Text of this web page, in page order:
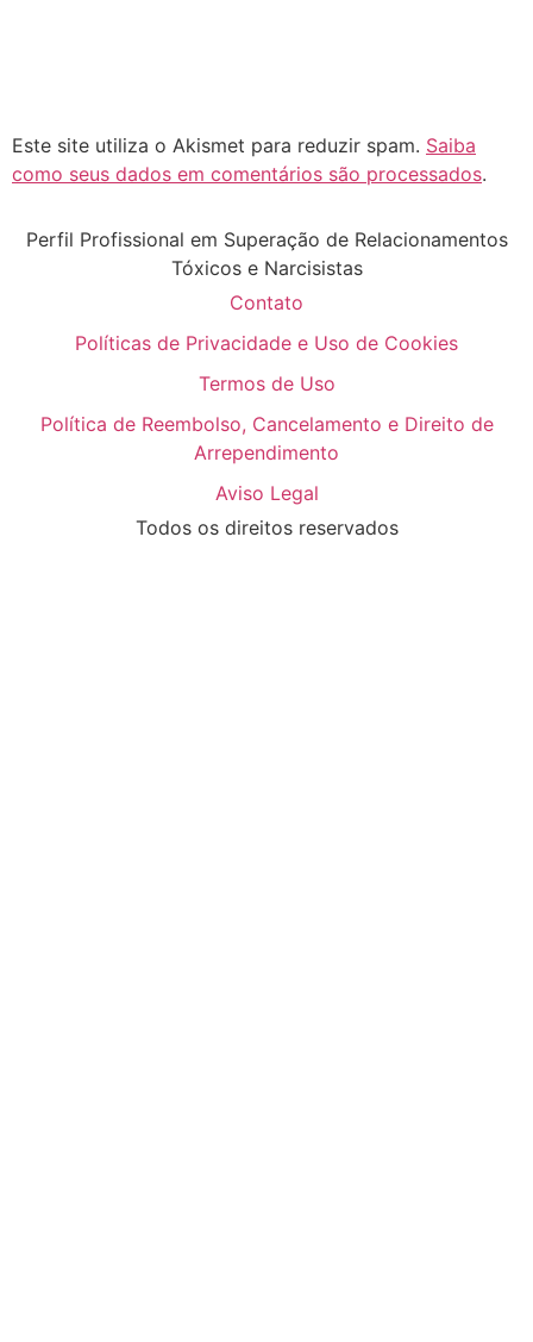
Este site utiliza o Akismet para reduzir spam. Saiba
como seus dados em comentários são processados.
Perfil Profissional em Superação de Relacionamentos
Tóxicos e Narcisistas
Contato
Políticas de Privacidade e Uso de Cookies
Termos de Uso
Política de Reembolso, Cancelamento e Direito de
Arrependimento
Aviso Legal
Todos os direitos reservados